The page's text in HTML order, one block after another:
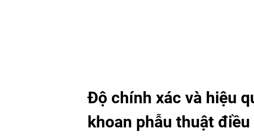
Độ chính xác và hiệu
khoan phẫu thuật